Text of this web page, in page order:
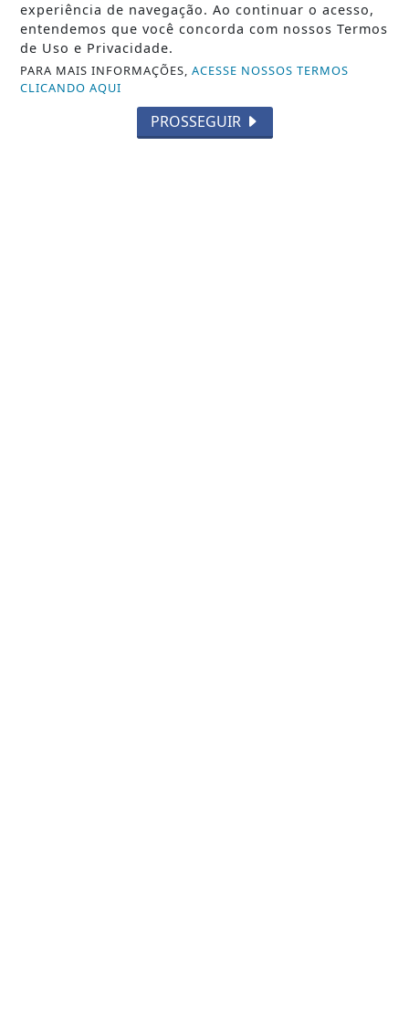
VISUALIZAR
Veja aqui a programação de tapa-
experiência de navegação. Ao continuar o acesso,
entendemos que você concorda com nossos Termos
de Uso e Privacidade.
PARA MAIS INFORMAÇÕES,ACESSE NOSSOS TERMOS
CLICANDO AQUI
PROSSEGUIR